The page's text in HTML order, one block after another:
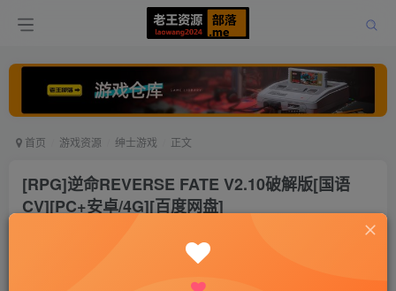
首页 游戏资源 绅士游戏 正文
[RPG]逆命REVERSE FATE V2.10破解版[国语
CV][PC+安卓/4G][百度网盘]